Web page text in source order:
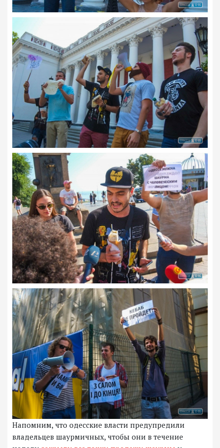
Напомним, что одесские власти предупредили
владельцев шаурмичных, чтобы они в течение